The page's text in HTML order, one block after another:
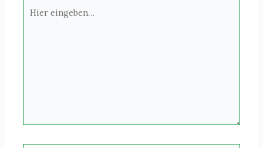
eingeben…